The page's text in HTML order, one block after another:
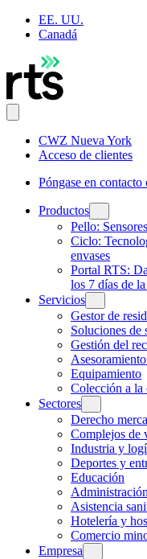
EE. UU.
Canadá
CWZ Nueva York
Acceso de clientes
Póngase en contacto
Productos
Pello:
Ciclo:
envases
Portal RTS:
los 7 días de la
Servicios
Gestor de
Soluciones de
Gestión del
Equipamiento
Colección a la
Sectores
Derecho
Complejos de
Industria y
Deportes y
Educación
Asistencia
Hotelería y
Comercio
Empresa